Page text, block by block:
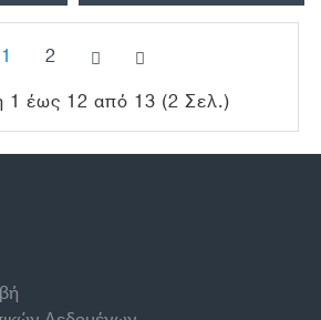
1
2
1 έως 12 από 13 (2 Σελ.)